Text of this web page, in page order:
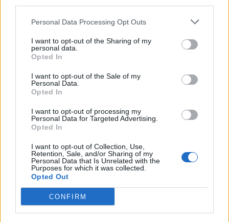
Personal Data Processing Opt Outs
I want to opt-out of the Sharing of my
personal data.
Opted In
I want to opt-out of the Sale of my
Personal Data.
Opted In
I want to opt-out of processing my
Personal Data for Targeted Advertising.
Opted In
I want to opt-out of Collection, Use,
Retention, Sale, and/or Sharing of my
Personal Data that Is Unrelated with the
Purposes for which it was collected.
Opted Out
CONFIRM
Guaguas Municipales multiplica el
número de carné de estudiantes
tras la mejora de las conexiones al
Campus Universitario
08/05/2014
carné de estudiantes emitidos durante los tres
primeros meses de 2014, fruto de la mejora de las
conexiones con el Campus Universitario, donde llegan
dos nuevas líneas (26 y 48) desde el pasado 4 de
marzo, lo que ha permitido cerrar el primer trimestre
del año con 7.697 tarjetas de estudiante tramitadas,